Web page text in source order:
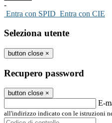
-
Entra con SPID Entra con CIE
Seleziona utente
button close ×
Recupero password
button close ×
E-
all'indirizzo indicato con le istruzioni